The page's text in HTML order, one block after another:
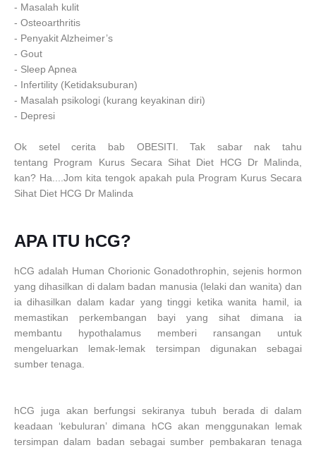
- Masalah kulit
- Osteoarthritis
- Penyakit Alzheimer’s
- Gout
- Sleep Apnea
- Infertility (Ketidaksuburan)
- Masalah psikologi (kurang keyakinan diri)
- Depresi
Ok setel cerita bab OBESITI. Tak sabar nak tahu
tentang Program Kurus Secara Sihat Diet HCG Dr Malinda,
kan? Ha....Jom kita tengok apakah pula Program Kurus Secara
Sihat Diet HCG Dr Malinda
APA ITU hCG?
hCG adalah Human Chorionic Gonadothrophin, sejenis hormon
yang dihasilkan di dalam badan manusia (lelaki dan wanita) dan
ia dihasilkan dalam kadar yang tinggi ketika wanita hamil, ia
memastikan perkembangan bayi yang sihat dimana ia
membantu hypothalamus memberi ransangan untuk
mengeluarkan lemak-lemak tersimpan digunakan sebagai
sumber tenaga.
hCG juga akan berfungsi sekiranya tubuh berada di dalam
keadaan ‘kebuluran’ dimana hCG akan menggunakan lemak
tersimpan dalam badan sebagai sumber pembakaran tenaga